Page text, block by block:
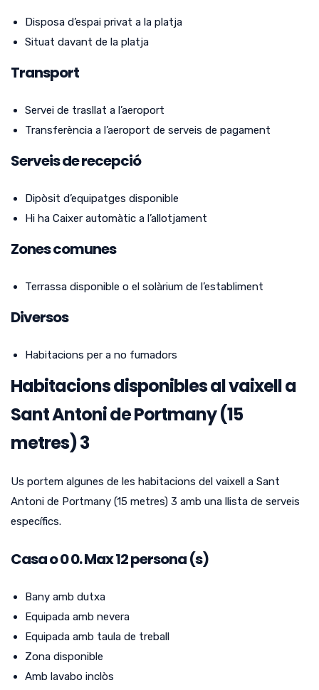
Disposa d’espai privat a la platja
Situat davant de la platja
Transport
Servei de trasllat a l’aeroport
Transferència a l’aeroport de serveis de pagament
Serveis de recepció
Dipòsit d’equipatges disponible
Hi ha Caixer automàtic a l’allotjament
Zones comunes
Terrassa disponible o el solàrium de l’establiment
Diversos
Habitacions per a no fumadors
Habitacions disponibles al vaixell a
Sant Antoni de Portmany (15
metres) 3
Us portem algunes de les habitacions del vaixell a Sant
Antoni de Portmany (15 metres) 3 amb una llista de serveis
específics.
Casa o00.Max 12 persona (s)
Bany amb dutxa
Equipada amb nevera
Equipada amb taula de treball
Zona disponible
Amb lavabo inclòs